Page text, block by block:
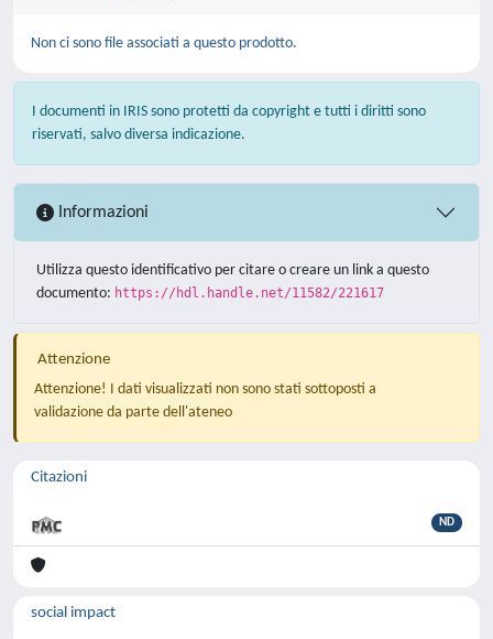
Non ci sono file associati a questo prodotto.
I documenti in IRIS sono protetti da copyright e tutti i diritti sono
riservati, salvo diversa indicazione.
Informazioni
Utilizza questo identificativo per citare o creare un link a questo
documento: https://hdl.handle.net/11582/221617
Attenzione
Attenzione! I dati visualizzati non sono stati sottoposti a
validazione da parte dell'ateneo
Citazioni
ND
social impact